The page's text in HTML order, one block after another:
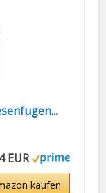
EUR
kaufen